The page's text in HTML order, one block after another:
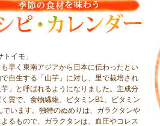
早く東南アジアから日本に伝わったとい
自生する「山芋」に対し、里で栽培され
」と呼ばれるようになりました。主成分
質で、食物繊維、ビタミンB1、ビタミン
でいます。独特のぬめりは、ガラクタンや
るもので、ガラクタンは、血圧やコレス